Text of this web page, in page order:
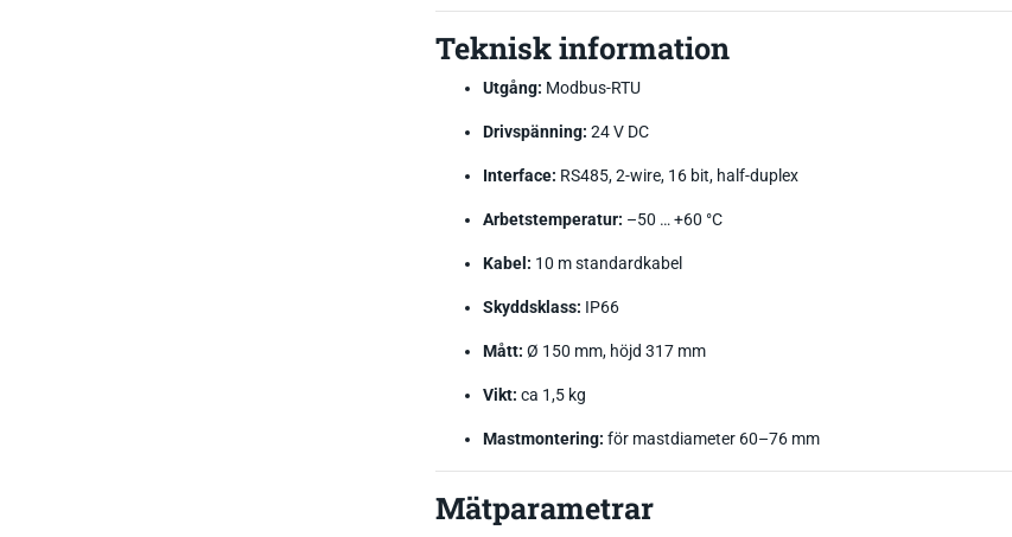
Teknisk information
Utgång: Modbus-RTU
Drivspänning: 24 V DC
Interface: RS485, 2-wire, 16 bit, half-duplex
Arbetstemperatur: –50 … +60 °C
Kabel: 10 m standardkabel
Skyddsklass: IP66
Mått: Ø 150 mm, höjd 317 mm
Vikt: ca 1,5 kg
Mastmontering: för mastdiameter 60–76 mm
Mätparametrar